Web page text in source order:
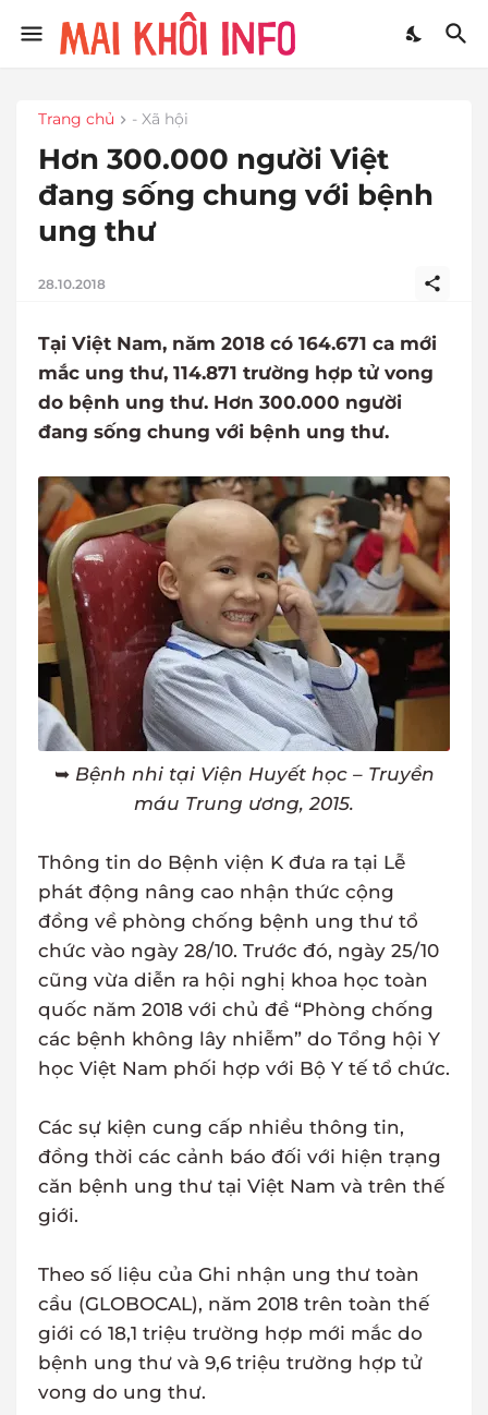
Trang chủ - Xã hội
Hơn 300.000 người Việt
đang sống chung với bệnh
ung thư
28.10.2018
Tại Việt Nam, năm 2018 có 164.671 ca mới
mắc ung thư, 114.871 trường hợp tử vong
do bệnh ung thư. Hơn 300.000 người
đang sống chung với bệnh ung thư.
➥ Bệnh nhi tại Viện Huyết học – Truyền
máu Trung ương, 2015.
Thông tin do Bệnh viện K đưa ra tại Lễ
phát động nâng cao nhận thức cộng
đồng về phòng chống bệnh ung thư tổ
chức vào ngày 28/10. Trước đó, ngày 25/10
cũng vừa diễn ra hội nghị khoa học toàn
quốc năm 2018 với chủ đề “Phòng chống
các bệnh không lây nhiễm” do Tổng hội Y
học Việt Nam phối hợp với Bộ Y tế tổ chức.
Các sự kiện cung cấp nhiều thông tin,
đồng thời các cảnh báo đối với hiện trạng
căn bệnh ung thư tại Việt Nam và trên thế
giới.
Theo số liệu của Ghi nhận ung thư toàn
cầu (GLOBOCAL), năm 2018 trên toàn thế
giới có 18,1 triệu trường hợp mới mắc do
bệnh ung thư và 9,6 triệu trường hợp tử
vong do ung thư.